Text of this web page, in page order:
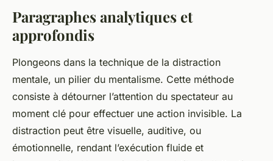
Paragraphes analytiques et
approfondis
Plongeons dans la technique de la distraction
mentale, un pilier du mentalisme. Cette méthode
consiste à détourner l’attention du spectateur au
moment clé pour effectuer une action invisible. La
distraction peut être visuelle, auditive, ou
émotionnelle, rendant l’exécution fluide et